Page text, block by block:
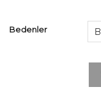
Bedenler